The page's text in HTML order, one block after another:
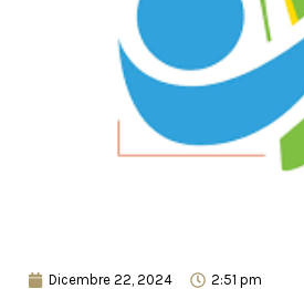
Dicembre 22, 2024 2:51 pm